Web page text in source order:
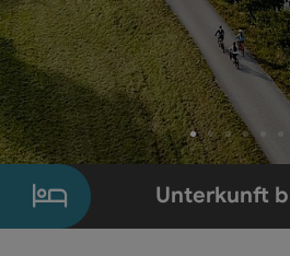
Element 1 von 7
Unterkunft